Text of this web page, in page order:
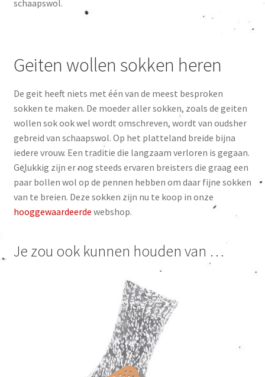
schaapswol.
Geiten wollen sokken heren
De geit heeft niets met één van de meest besproken
sokken te maken. De moeder aller sokken, zoals de geiten
wollen sok ook wel wordt omschreven, wordt van oudsher
gebreid van schaapswol. Op het platteland breide bijna
iedere vrouw. Een traditie die langzaam verloren is gegaan.
Gelukkig zijn er nog steeds ervaren breisters die graag een
paar bollen wol op de pennen hebben om daar fijne sokken
van te breien. Deze sokken zijn nu te koop in onze
hooggewaardeerde webshop.
Je zou ook kunnen houden van …